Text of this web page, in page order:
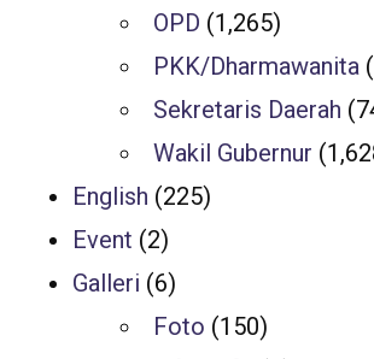
OPD (1,265)
PKK/Dharmawanita
Sekretaris Daerah
Wakil Gubernur
English (225)
Event (2)
Galleri (6)
Foto (150)